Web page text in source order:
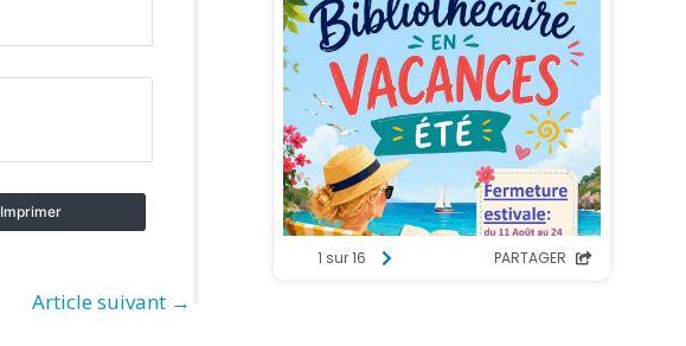
Imprimer
Article suivant →